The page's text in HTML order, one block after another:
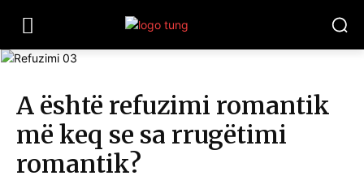
A është refuzimi romantik
më keq se sa rrugëtimi
romantik?